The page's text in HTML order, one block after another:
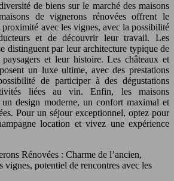
de biens sur le marché des maisons
de vignerons rénovées offrent le
proximité avec les vignes, avec la possibilité
et de découvrir leur travail. Les
distinguent par leur architecture typique de
et leur histoire. Les châteaux et
un luxe ultime, avec des prestations
de participer à des dégustations
liées au vin. Enfin, les maisons
un design moderne, un confort maximal et
Pour un séjour exceptionnel, optez pour
location et vivez une expérience
Rénovées : Charme de l’ancien,
vignes, potentiel de rencontres avec les